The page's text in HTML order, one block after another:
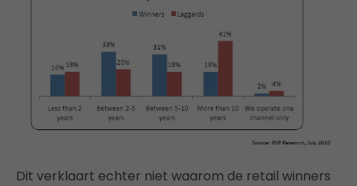
Dit verklaart echter niet waarom de retail winners